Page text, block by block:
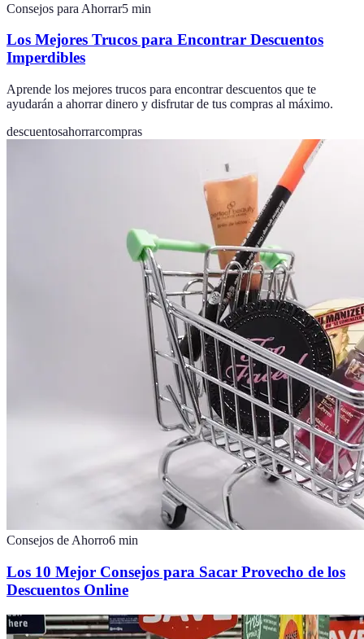
Consejos para Ahorrar5 min
Los Mejores Trucos para Encontrar Descuentos
Imperdibles
Aprende los mejores trucos para encontrar descuentos que te
ayudarán a ahorrar dinero y disfrutar de tus compras al máximo.
descuentosahorrarcompras
Consejos de Ahorro6 min
Los 10 Mejor Consejos para Sacar Provecho de los
Descuentos Online